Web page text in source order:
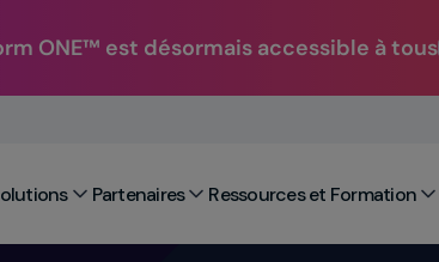
ONE™ est désormais accessible à tous
Partenaires Ressources et Formation